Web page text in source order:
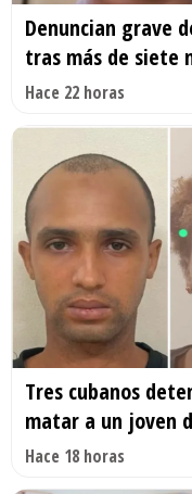
Denuncian grave
tras más de siete
Hace 22 horas
Tres cubanos
matar a un joven
Hace 18 horas